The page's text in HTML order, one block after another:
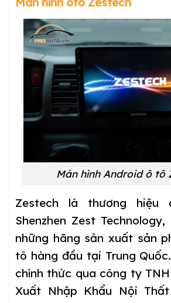
Màn hình Android ô tô
Zestech là thương hiệu
Shenzhen Zest
những hãng sản xuất sản
tô hàng đầu tại Trung
chính thức qua công ty
Xuất Nhập Khẩu Nội